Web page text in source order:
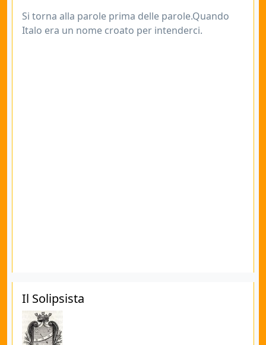
Si torna alla parole prima delle parole.Quando
Italo era un nome croato per intenderci.
Il Solipsista